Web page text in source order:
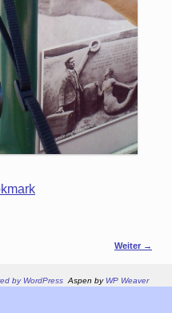
Weiter →
by WordPress Aspen by WP Weaver